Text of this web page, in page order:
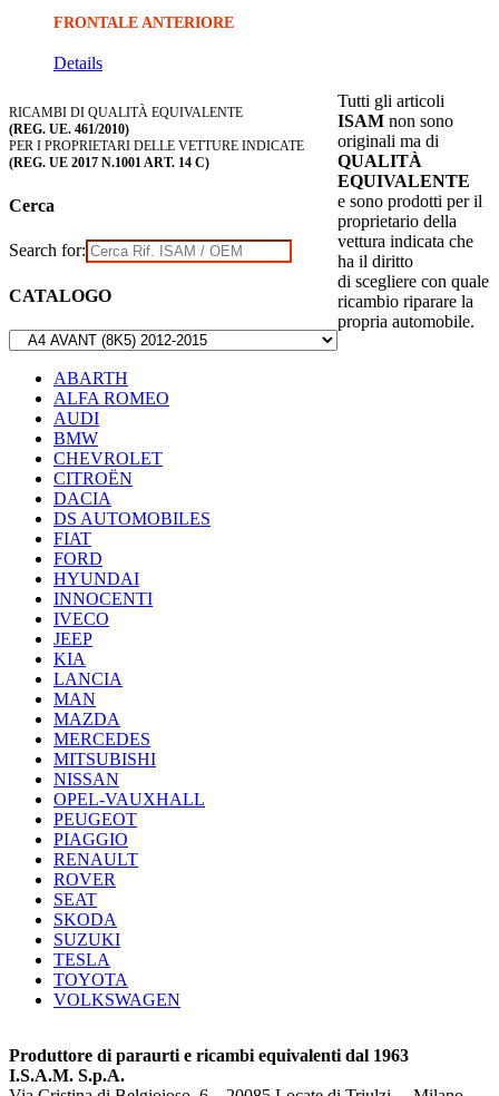
FRONTALE ANTERIORE
Details
RICAMBI DI QUALITÀ EQUIVALENTE
(REG. UE. 461/2010)
PER I PROPRIETARI DELLE VETTURE INDICATE
(REG. UE 2017 N.1001 ART. 14 C)
Cerca
Search for:
CATALOGO
ABARTH
ALFA ROMEO
AUDI
BMW
CHEVROLET
CITROËN
DACIA
DS AUTOMOBILES
FIAT
FORD
HYUNDAI
INNOCENTI
IVECO
JEEP
KIA
LANCIA
MAN
MAZDA
MERCEDES
MITSUBISHI
NISSAN
OPEL-VAUXHALL
PEUGEOT
PIAGGIO
RENAULT
ROVER
SEAT
SKODA
SUZUKI
TESLA
TOYOTA
VOLKSWAGEN
Tutti gli articoli
ISAM non sono
originali ma di
QUALITÀ
EQUIVALENTE
e sono prodotti per il
proprietario della
vettura indicata che
ha il diritto
di scegliere con quale
ricambio riparare la
propria automobile.
Produttore di paraurti e ricambi equivalenti dal 1963
I.S.A.M. S.p.A.